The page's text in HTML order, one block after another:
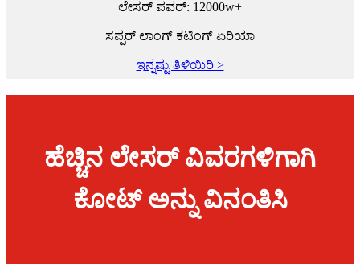
ಲೇಸರ್ ಪವರ್: 12000w+
ಸಪ್ಪರ್ ಲಾಂಗ್ ಕಟಿಂಗ್ ಏರಿಯಾ
ಇನ್ನಷ್ಟು ತಿಳಿಯಿರಿ >
ಹೆಚ್ಚಿನ ಲೇಸರ್ ವಿವರಗಳಿಗಾಗಿ
ಕೋಟ್ ಅನ್ನು ವಿನಂತಿಸಿ